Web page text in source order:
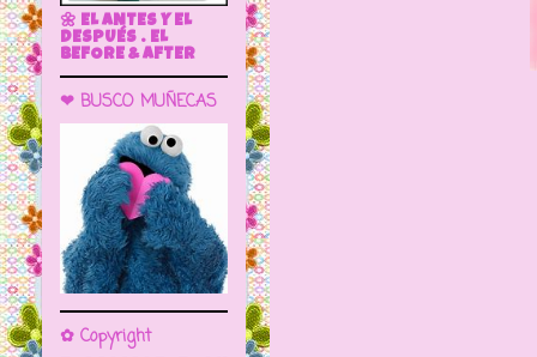
🌼 EL ANTES Y EL
DESPUÉS . EL
BEFORE & AFTER
❤ BUSCO MUÑECAS
✿ Copyright